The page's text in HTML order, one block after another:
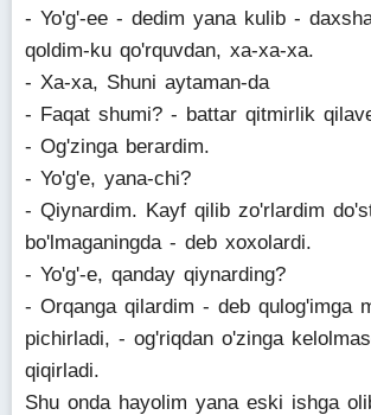
- Yo'g'-ee - dedim yana kulib -
qoldim-ku qo'rquvdan, xa-xa-xa.
- Xa-xa, Shuni aytaman-da
- Faqat shumi? - battar qitmirlik
- Og'zinga berardim.
- Yo'g'e, yana-chi?
- Qiynardim. Kayf qilib zo'rlardim
bo'lmaganingda - deb xoxolardi.
- Yo'g'-e, qanday qiynarding?
- Orqanga qilardim - deb qulog'imga
pichirladi, - og'riqdan o'zinga
qiqirladi.
Shu onda hayolim yana eski ishga